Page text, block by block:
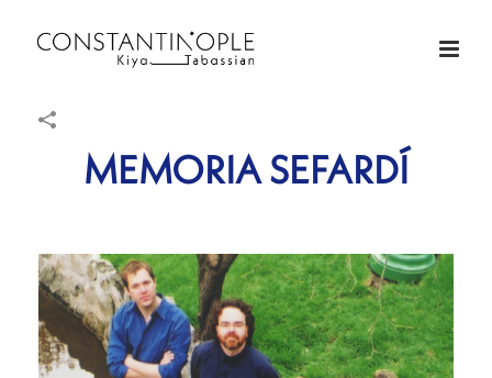
MEMORIA SEFARDÍ